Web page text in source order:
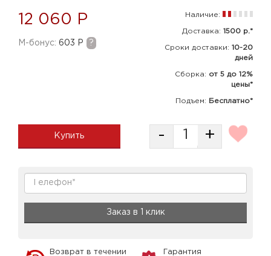
12 060 Р
M-бонус: 603 Р ?
Наличие:
Доставка: 1500 р.*
Сроки доставки: 10-20
дней
Сборка: от 5 до 12%
цены*
Подъем: Бесплатно*
Купить - +
Заказ в 1 клик
Возврат в течении
Гарантия